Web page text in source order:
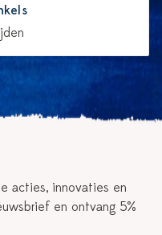
acties, innovaties en
en ontvang 5%